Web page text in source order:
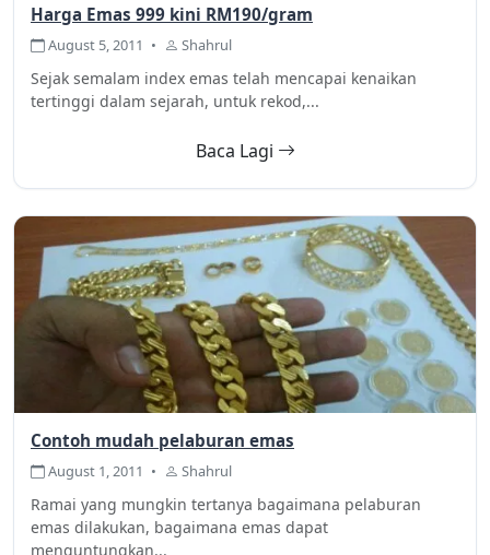
Harga Emas 999 kini RM190/gram
August 5, 2011 • Shahrul
Sejak semalam index emas telah mencapai kenaikan
tertinggi dalam sejarah, untuk rekod,...
Baca Lagi
Contoh mudah pelaburan emas
August 1, 2011 • Shahrul
Ramai yang mungkin tertanya bagaimana pelaburan
emas dilakukan, bagaimana emas dapat
menguntungkan...